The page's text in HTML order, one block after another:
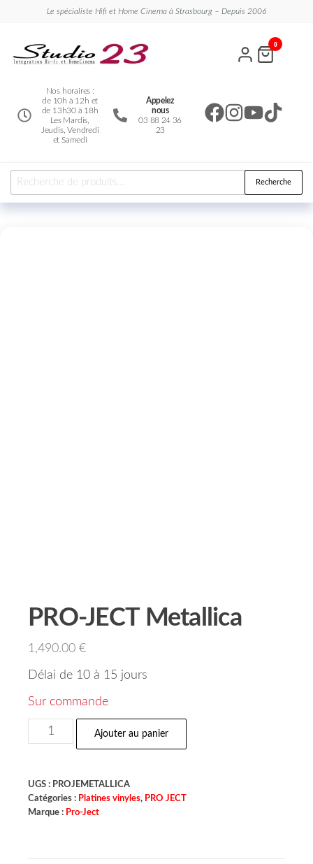
Le spécialiste Hifi et Home Cinema à Strasbourg – Depuis 2006
Nos horaires :
de 10h à 12h et
de 13h30 à 18h
Les Mardis,
Jeudis, Vendredi
et Samedi
Appelez
nous
03 88 24 36
23
0
Recherche
PRO-JECT Metallica
1,490.00 €
Délai de 10 à 15 jours
Sur commande
Ajouter au panier
UGS : PROJEMETALLICA
Catégories : Platines vinyles, PRO JECT
Marque : Pro-Ject